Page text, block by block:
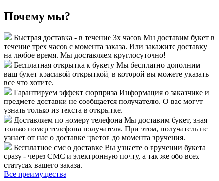
Почему мы?
Быстрая доставка - в течение 3х часов Мы доставим букет в
течение трех часов с момента заказа. Или закажите доставку
на любое время. Мы доставляем круглосуточно!
Бесплатная открытка к букету Мы бесплатно дополним
ваш букет красивой открыткой, в которой вы можете указать
все что хотите.
Гарантируем эффект сюрприза Информация о заказчике и
предмете доставки не сообщается получателю. О вас могут
узнать только из текста в открытке.
Доставляем по номеру телефона Мы доставим букет, зная
только номер телефона получателя. При этом, получатель не
узнает от нас о доставке цветов до момента вручения.
Бесплатное смс о доставке Вы узнаете о вручении букета
сразу - через СМС и электронную почту, а так же обо всех
статусах вашего заказа.
Все преимущества